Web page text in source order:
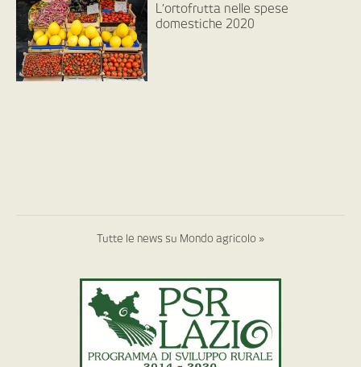
L’ortofrutta nelle spese
domestiche 2020
Tutte le news su Mondo agricolo »